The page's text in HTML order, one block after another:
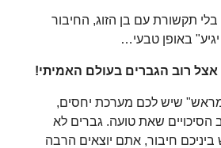
תקשורת עם בן הזוג, החיבור
באופן טבעי…
רוב הגברים בעולם האמיתי!
שיש לכם מערכת יחסים,
הסיכויים שאת טועה. גברים לא
חיבור, אתם יוצאים הרבה